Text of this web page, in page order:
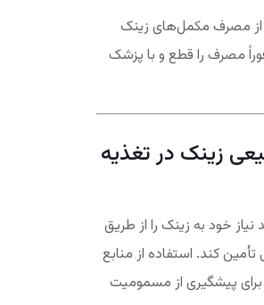
از مصرف مکمل‌های زینک
مصرف را قطع و با پزشک
زینک در تغذیه
نیاز خود به زینک را از طریق
کند. استفاده از منابع
برای پیشگیری از مسمومیت